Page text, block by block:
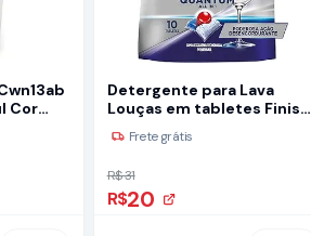
Cor
Detergente para Lava
Louças em tabletes Finish
Quantum All in 1 com 10
unidades
Frete grátis
R$ 31
R$20